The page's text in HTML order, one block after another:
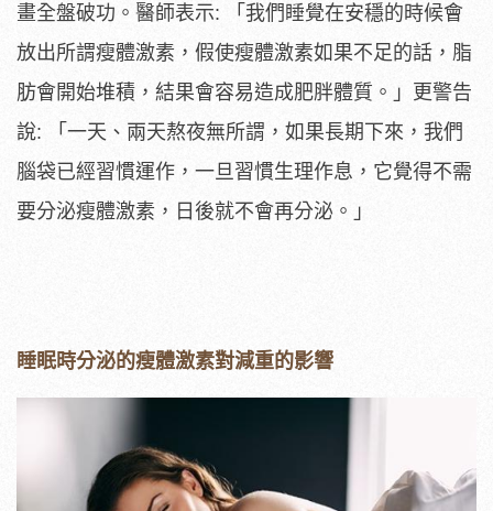
畫全盤破功。醫師表示: 「我們睡覺在安穩的時候會
放出所謂瘦體激素，假使瘦體激素如果不足的話，脂
肪會開始堆積，結果會容易造成肥胖體質。」更警告
說: 「一天、兩天熬夜無所謂，如果長期下來，我們
腦袋已經習慣運作，一旦習慣生理作息，它覺得不需
要分泌瘦體激素，日後就不會再分泌。」
睡眠時分泌的瘦體激素對減重的影響